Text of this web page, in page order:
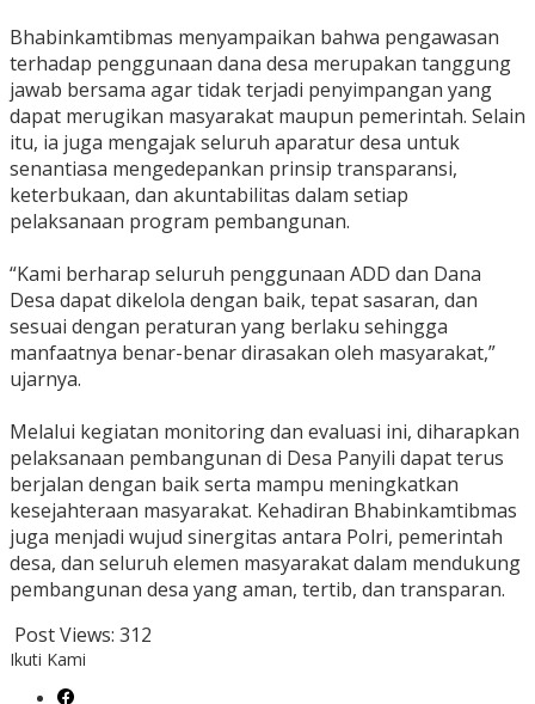
‎Bhabinkamtibmas menyampaikan bahwa pengawasan
terhadap penggunaan dana desa merupakan tanggung
jawab bersama agar tidak terjadi penyimpangan yang
dapat merugikan masyarakat maupun pemerintah. Selain
itu, ia juga mengajak seluruh aparatur desa untuk
senantiasa mengedepankan prinsip transparansi,
keterbukaan, dan akuntabilitas dalam setiap
pelaksanaan program pembangunan.
‎“Kami berharap seluruh penggunaan ADD dan Dana
Desa dapat dikelola dengan baik, tepat sasaran, dan
sesuai dengan peraturan yang berlaku sehingga
manfaatnya benar-benar dirasakan oleh masyarakat,”
ujarnya.
‎Melalui kegiatan monitoring dan evaluasi ini, diharapkan
pelaksanaan pembangunan di Desa Panyili dapat terus
berjalan dengan baik serta mampu meningkatkan
kesejahteraan masyarakat. Kehadiran Bhabinkamtibmas
juga menjadi wujud sinergitas antara Polri, pemerintah
desa, dan seluruh elemen masyarakat dalam mendukung
pembangunan desa yang aman, tertib, dan transparan.
Post Views: 312
Ikuti Kami